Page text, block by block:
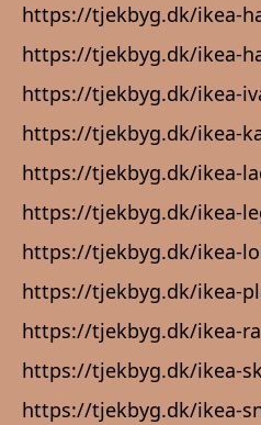
https://tjekbyg.dk/ikea-
https://tjekbyg.dk/ikea-
https://tjekbyg.dk/ikea-
https://tjekbyg.dk/ikea-
https://tjekbyg.dk/ikea-
https://tjekbyg.dk/ikea-
https://tjekbyg.dk/ikea-
https://tjekbyg.dk/ikea-
https://tjekbyg.dk/ikea-
https://tjekbyg.dk/ikea-
https://tjekbyg.dk/ikea-